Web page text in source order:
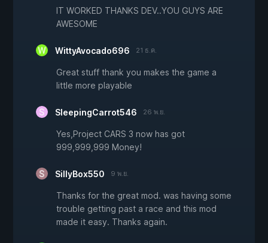
IT WORKED THANKS DEV..YOU GUYS ARE
AWESOME
WittyAvocado696 21 ธ.ค.
Great stuff thank you makes the game a
little more playable
SleepingCarrot546 26 พ.ย.
Yes,Project CARS 3 now has got
999,999,999 Money!
SillyBox550 9 พ.ย.
Thanks for the great mod. was having some
trouble getting past a race and this mod
made it easy. Thanks again.